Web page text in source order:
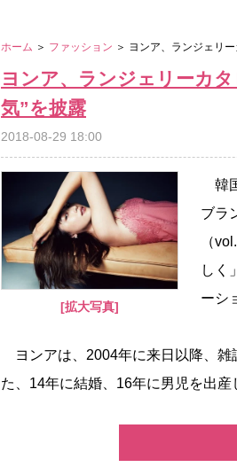
ホーム ＞ ファッション ＞ ヨンア、ランジェリ
ヨンア、ランジェリーカ
気”を披露
2018-08-29 18:00
[拡大写真]
韓
ブラ
（
しく
ーシ
ヨンアは、2004年に来日以降、雑
た、14年に結婚、16年に男児を出